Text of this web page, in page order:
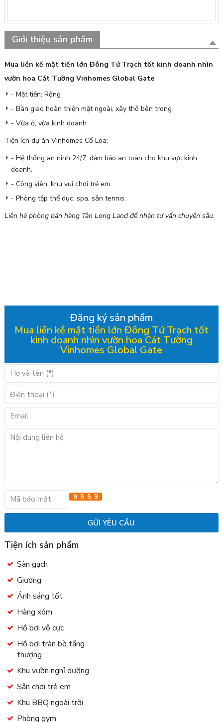
Giới thiệu sản phẩm
Mua liền kề mặt tiền lớn Đông Tứ Trạch tốt kinh doanh nhìn
vườn hoa Cát Tường Vinhomes Global Gate
- Mặt tiền: Rộng
- Bàn giao hoàn thiện mặt ngoài, xây thô bên trong
- Vừa ở, vừa kinh doanh
Tiện ích dự án Vinhomes Cổ Loa:
- Hệ thống an ninh 24/7, đảm bảo an toàn cho khu vực kinh
doanh.
- Công viên, khu vui chơi trẻ em.
- Phòng tập thể dục, spa, sân tennis.
Liên hệ phòng bán hàng Tân Long Land để nhận tư vấn chuyên sâu.
Đăng ký sản phẩm
Mua liền kề mặt tiền lớn Đông Tứ Trạch tốt
kinh doanh nhìn vườn hoa Cát Tường
Vinhomes Global Gate
Tiện ích sản phẩm
Sàn gạch
Giường
Ánh sáng tốt
Hàng xóm
Hồ bơi vô cực
Hồ bơi tràn bờ tầng
thượng
Khu vườn nghỉ dưỡng
Sân chơi trẻ em
Khu BBQ ngoài trời
Phòng gym